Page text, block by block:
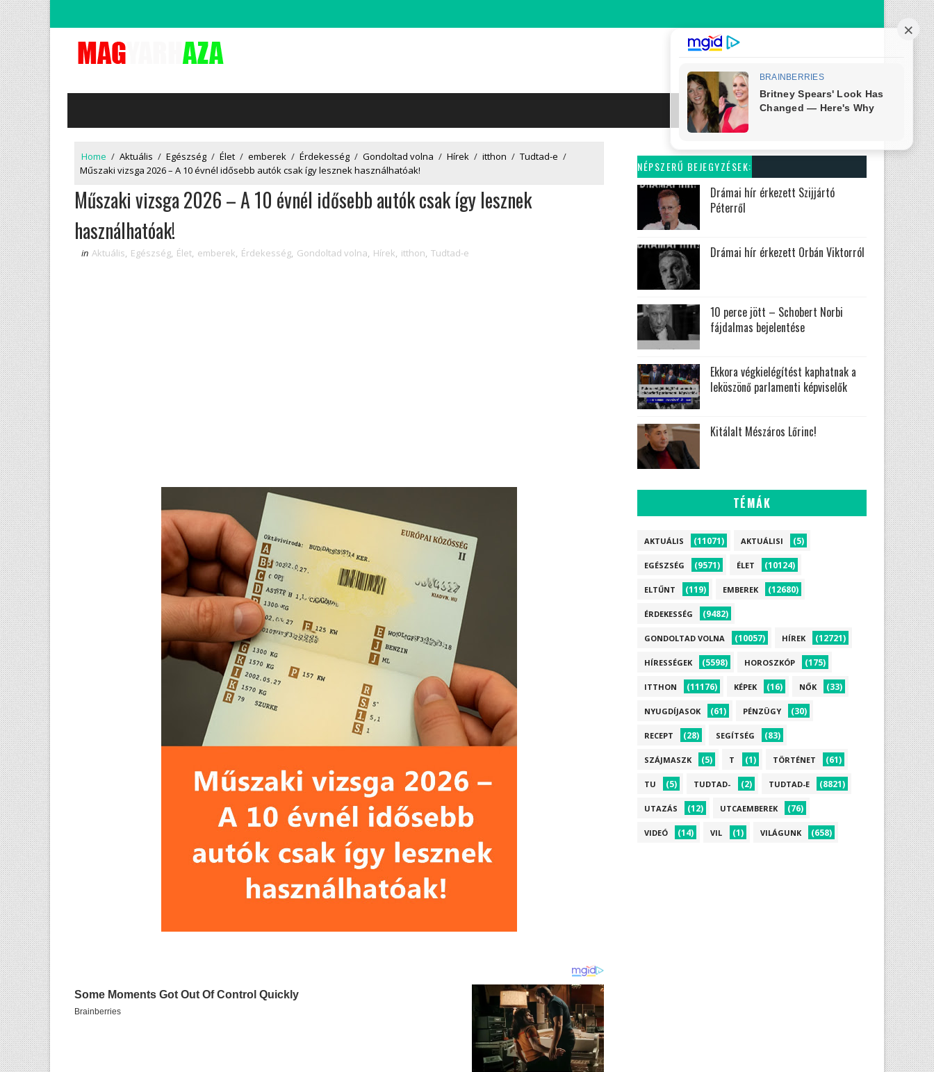
Home / Aktuális / Egészség / Élet / emberek / Érdekesség / Gondoltad volna / Hírek / itthon / Tudtad-e /
Műszaki vizsga 2026 – A 10 évnél idősebb autók csak így lesznek használhatóak!
Műszaki vizsga 2026 – A 10 évnél idősebb autók csak így lesznek
használhatóak!
in Aktuális, Egészség, Élet, emberek, Érdekesség, Gondoltad volna, Hírek, itthon, Tudtad-e
NÉPSZERŰ BEJEGYZÉSEK:
Drámai hír érkezett Szijjártó
Péterről
Drámai hír érkezett Orbán Viktorról
10 perce jött – Schobert Norbi
fájdalmas bejelentése
Ekkora végkielégítést kaphatnak a
leköszönő parlamenti képviselők
Kitálalt Mészáros Lőrinc!
TÉMÁK
AKTUÁLIS (11071) AKTUÁLISI (5)
EGÉSZSÉG (9571) ÉLET (10124)
ELTŰNT (119) EMBEREK (12680)
ÉRDEKESSÉG (9482)
GONDOLTAD VOLNA (10057) HÍREK (12721)
HÍRESSÉGEK (5598) HOROSZKÓP (175)
ITTHON (11176) KÉPEK (16) NŐK (33)
NYUGDÍJASOK (61) PÉNZÜGY (30)
RECEPT (28) SEGÍTSÉG (83)
SZÁJMASZK (5) T (1) TÖRTÉNET (61)
TU (5) TUDTAD- (2) TUDTAD-E (8821)
UTAZÁS (12) UTCAEMBEREK (76)
VIDEÓ (14) VIL (1) VILÁGUNK (658)